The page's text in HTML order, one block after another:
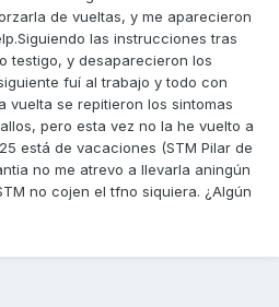
de vueltas, y me aparecieron
las instrucciones tras
testigo, y desaparecieron los
fuí al trabajo y todo con
vuelta se repitieron los sintomas
pero esta vez no la he vuelto a
está de vacaciones (STM Pilar de
no me atrevo a llevarla aningún
no cojen el tfno siquiera. ¿Algún